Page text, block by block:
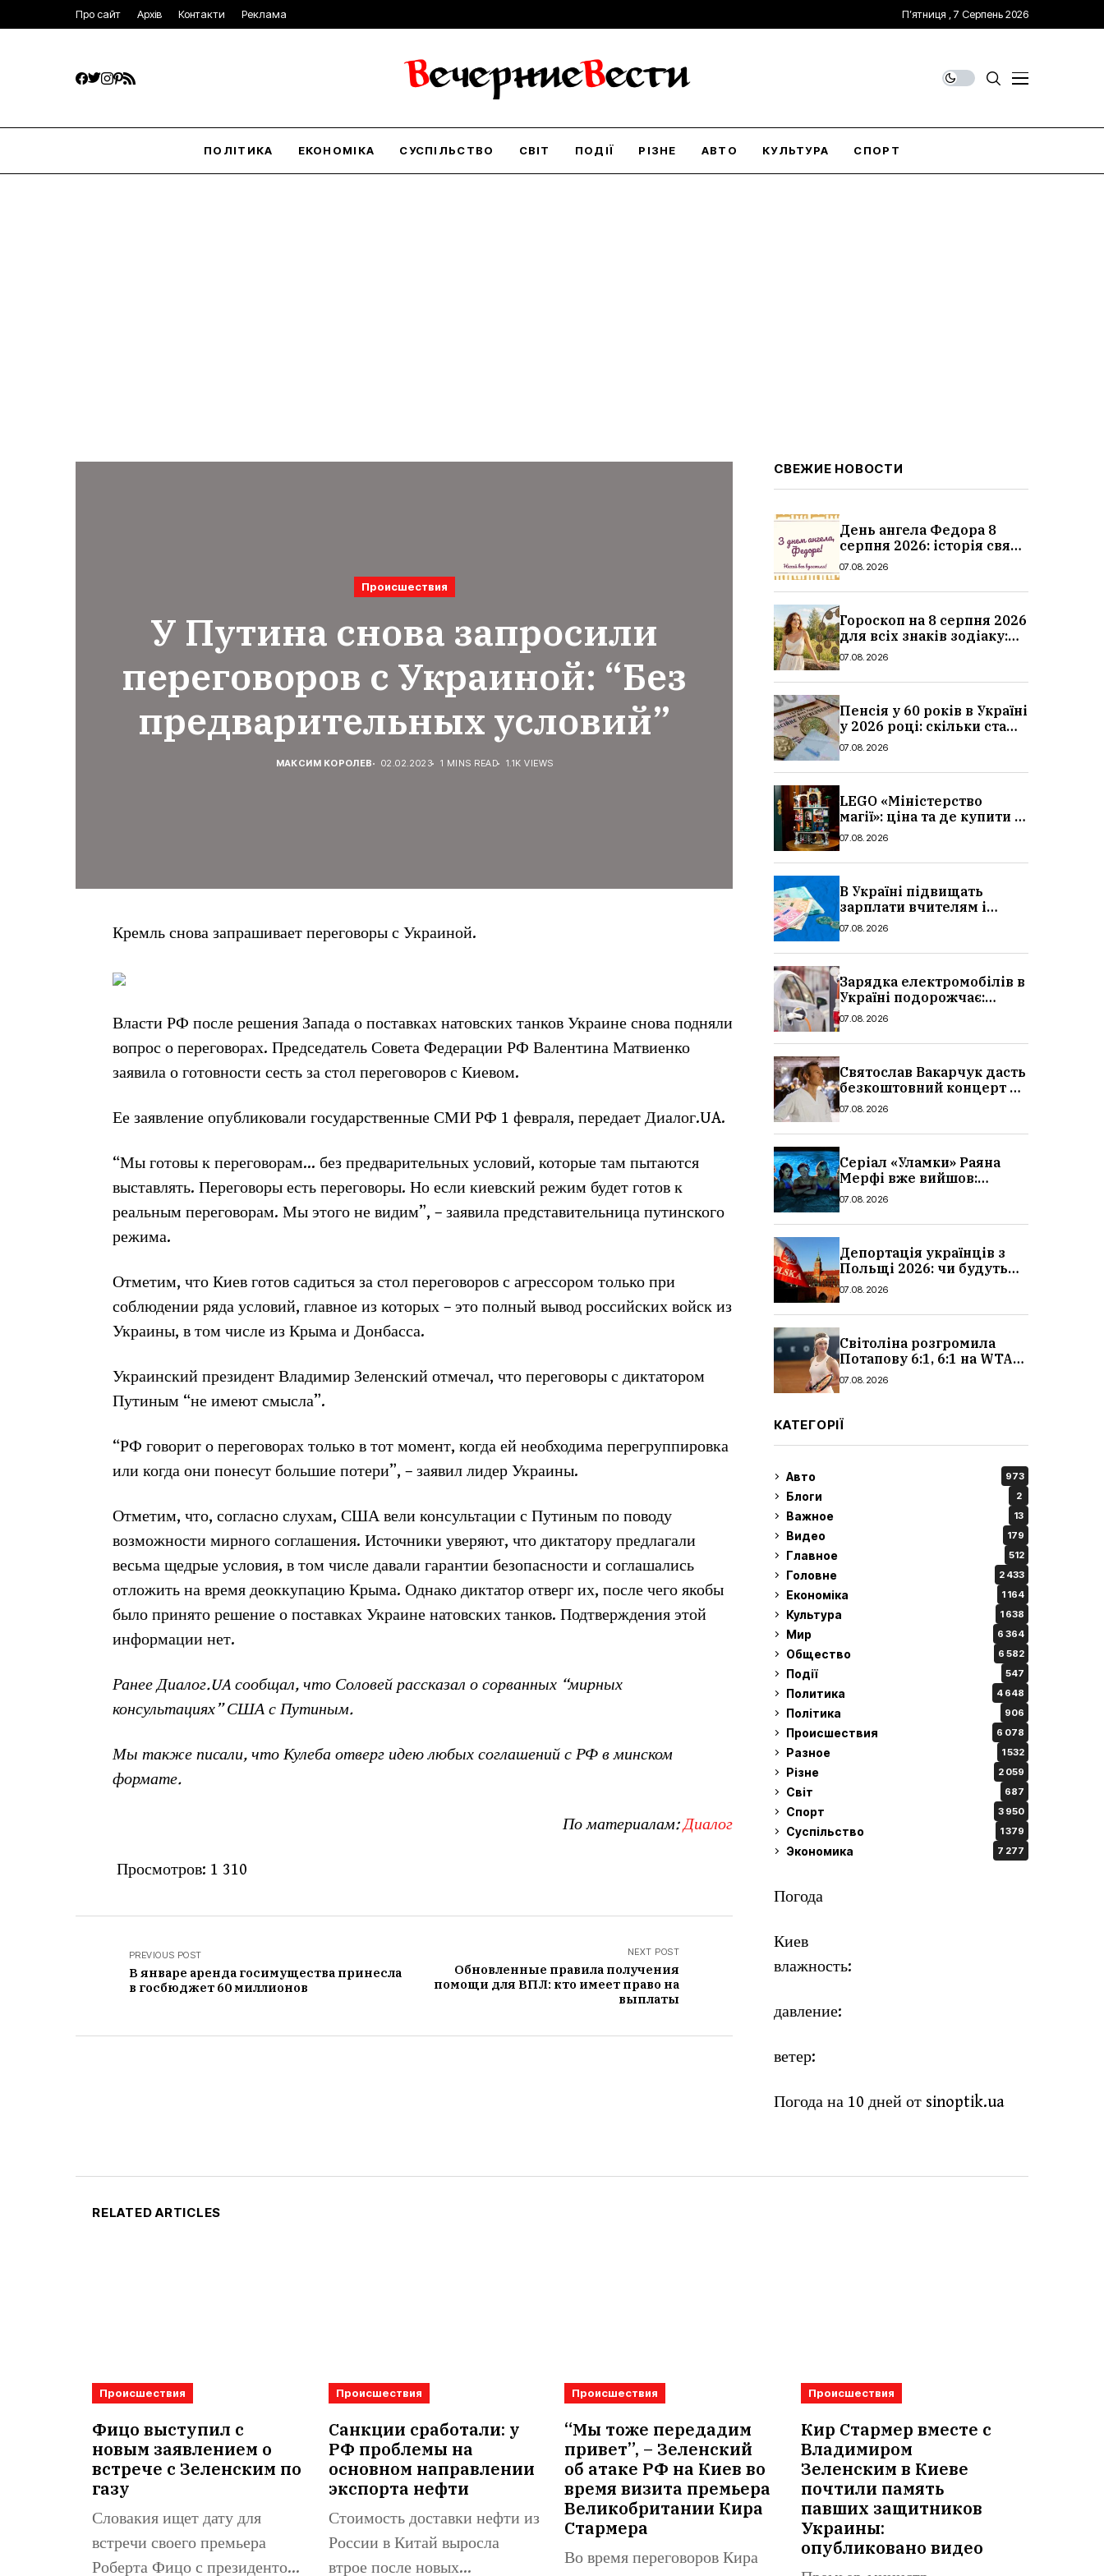
Про сайт Архів Контакти Реклама П’ятниця , 7 Серпень 2026
ПОЛІТИКА ЕКОНОМІКА СУСПІЛЬСТВО СВІТ ПОДІЇ РІЗНЕ АВТО КУЛЬТУРА СПОРТ
Происшествия
​У Путина снова запросили
переговоров с Украиной: “Без
предварительных условий”
МАКСИМ КОРОЛЕВ 02.02.2023 1 MINS READ 1.1K VIEWS
Кремль снова запрашивает переговоры с Украиной.
Власти РФ после решения Запада о поставках натовских танков Украине снова подняли
вопрос о переговорах. Председатель Совета Федерации РФ Валентина Матвиенко
заявила о готовности сесть за стол переговоров с Киевом.
Ее заявление опубликовали государственные СМИ РФ 1 февраля, передает Диалог.UA.
“Мы готовы к переговорам… без предварительных условий, которые там пытаются
выставлять. Переговоры есть переговоры. Но если киевский режим будет готов к
реальным переговорам. Мы этого не видим”, – заявила представительница путинского
режима.
Отметим, что Киев готов садиться за стол переговоров с агрессором только при
соблюдении ряда условий, главное из которых – это полный вывод российских войск из
Украины, в том числе из Крыма и Донбасса.
Украинский президент Владимир Зеленский отмечал, что переговоры с диктатором
Путиным “не имеют смысла”.
“РФ говорит о переговорах только в тот момент, когда ей необходима перегруппировка
или когда они понесут большие потери”, – заявил лидер Украины.
Отметим, что, согласно слухам, США вели консультации с Путиным по поводу
возможности мирного соглашения. Источники уверяют, что диктатору предлагали
весьма щедрые условия, в том числе давали гарантии безопасности и соглашались
отложить на время деоккупацию Крыма. Однако диктатор отверг их, после чего якобы
было принято решение о поставках Украине натовских танков. Подтверждения этой
информации нет.
Ранее Диалог.UA сообщал, что Соловей рассказал о сорванных “мирных
консультациях” США с Путиным.
Мы также писали, что Кулеба отверг идею любых соглашений с РФ в минском
формате.
По материалам:Диалог
Просмотров: 1 310
PREVIOUS POST
В январе аренда госимущества принесла
в госбюджет 60 миллионов
NEXT POST
Обновленные правила получения
помощи для ВПЛ: кто имеет право на
выплаты
СВЕЖИЕ НОВОСТИ
День ангела Федора 8
серпня 2026: історія свята,
значення імені,
прозі
07.08.2026
Гороскоп на 8 серпня 2026
для всіх знаків зодіаку:
кохання, гроші та справи
07.08.2026
Пенсія у 60 років в Україні
у 2026 році: скільки стажу
потрібно, умови, кому
07.08.2026
LEGO «Міністерство
магії»: ціна та де купити в
Україні
07.08.2026
В Україні підвищать
зарплати вчителям і
стипендії студентам з 1
суми, розмір
07.08.2026
Зарядка електромобілів в
Україні подорожчає:
причина і нові ціни з
07.08.2026
Святослав Вакарчук дасть
безкоштовний концерт у
Львові: дата і місце
07.08.2026
Серіал «Уламки» Раяна
Мерфі вже вийшов:
сюжет, актори та всі
07.08.2026
Депортація українців з
Польщі 2026: чи будуть
висилати українських
07.08.2026
Світоліна розгромила
Потапову 6:1, 6:1 на WTA
1000 у Торонто
07.08.2026
КАТЕГОРІЇ
Авто 973
Блоги 2
Важное 13
Видео 179
Главное 512
Головне 2 433
Економіка 1 164
Культура 1 638
Мир 6 364
Общество 6 582
Події 547
Политика 4 648
Політика 906
Происшествия 6 078
Разное 1 532
Різне 2 059
Світ 687
Спорт 3 950
Суспільство 1 379
Экономика 7 277
Погода
Киев
влажность:
давление:
ветер:
Погода на 10 дней от sinoptik.ua
RELATED ARTICLES
Происшествия
Фицо выступил с
новым заявлением о
встрече с Зеленским по
газу
Словакия ищет дату для
встречи своего премьера
Роберта Фицо с президентом
Происшествия
Санкции сработали: у
РФ проблемы на
основном направлении
экспорта нефти
Стоимость доставки нефти из
России в Китай выросла
втрое после новых
Происшествия
“Мы тоже передадим
привет”, – Зеленский
об атаке РФ на Киев во
время визита премьера
Великобритании Кира
Стармера
Во время переговоров Кира
Происшествия
Кир Стармер вместе с
Владимиром
Зеленским в Киеве
почтили память
павших защитников
Украины:
опубликовано видео